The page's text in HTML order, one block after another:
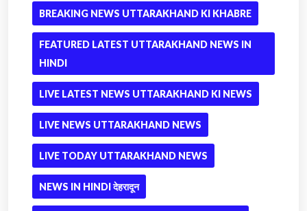
BREAKING NEWS UTTARAKHAND KI KHABRE
FEATURED LATEST UTTARAKHAND NEWS IN
HINDI
LIVE LATEST NEWS UTTARAKHAND KI NEWS
LIVE NEWS UTTARAKHAND NEWS
LIVE TODAY UTTARAKHAND NEWS
NEWS IN HINDI देहरादून